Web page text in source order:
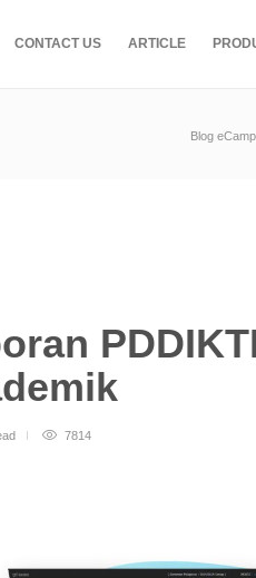
CONTACT US ARTICLE
Blog
7814